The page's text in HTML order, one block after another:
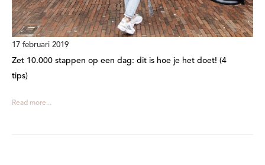
17 februari 2019
Zet 10.000 stappen op een dag: dit is hoe je het doet! (4
tips)
Read more...